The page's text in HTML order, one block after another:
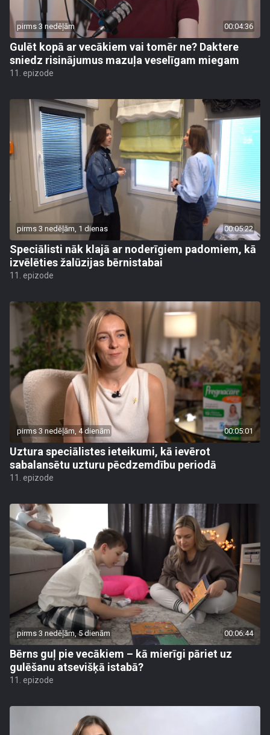
pirms 3 nedēļām 00:04:36
Gulēt kopā ar vecākiem vai tomēr ne? Daktere
sniedz risinājumus mazuļa veselīgam miegam
11. epizode
pirms 3 nedēļām, 1 dienas 00:05:22
Speciālisti nāk klajā ar noderīgiem padomiem, kā
izvēlēties žalūzijas bērnistabai
11. epizode
pirms 3 nedēļām, 4 dienām 00:05:01
Uztura speciālistes ieteikumi, kā ievērot
sabalansētu uzturu pēcdzemdību periodā
11. epizode
pirms 3 nedēļām, 5 dienām 00:06:44
Bērns guļ pie vecākiem – kā mierīgi pāriet uz
gulēšanu atsevišķā istabā?
11. epizode